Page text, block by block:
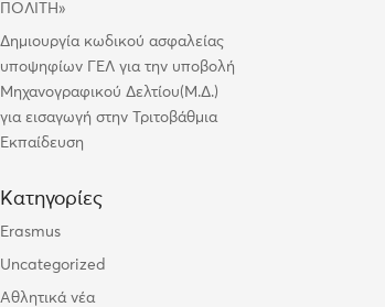
ΠΟΛΙΤΗ»
Δημιουργία κωδικού ασφαλείας
υποψηφίων ΓΕΛ για την υποβολή
Μηχανογραφικού Δελτίου(Μ.Δ.)
για εισαγωγή στην Τριτοβάθμια
Εκπαίδευση
Kατηγορίες
Erasmus
Uncategorized
Αθλητικά νέα